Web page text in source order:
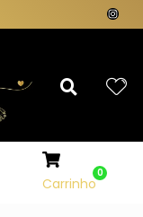
Carrinho
0